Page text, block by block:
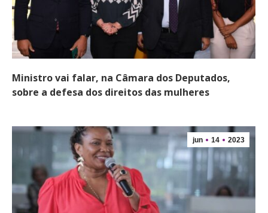
Ministro vai falar, na Câmara dos Deputados,
sobre a defesa dos direitos das mulheres
jun 14 2023